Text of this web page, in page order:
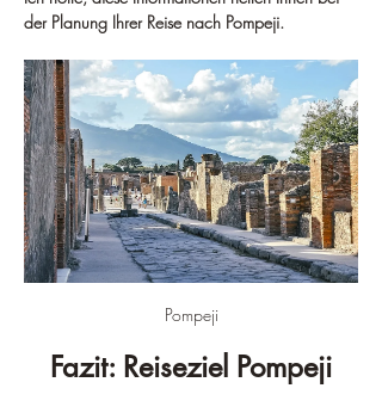
der Planung Ihrer Reise nach Pompeji.
Pompeji
Fazit: Reiseziel Pompeji